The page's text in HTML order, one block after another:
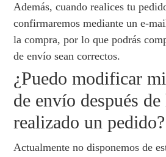
Además, cuando realices tu
confirmaremos mediante un e-
la compra, por lo que podrás
de envío sean correctos.
¿Puedo modificar
de envío después de
realizado un pedido?
Actualmente no disponemos de